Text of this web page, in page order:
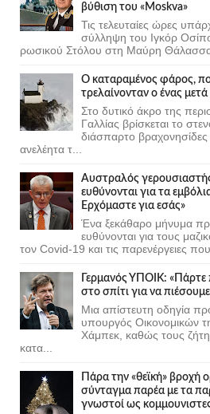
βύθιση του «Moskva»
Τις τελευταίες ώρες
σύλληψη του Ιγκόρ
ρωσικού Στόλου στη Μαύρη
Ο καταραμένος φάρος,
τρελαίνονταν ο ένας
Στο δυτικό άκρο της
Γαλλίας βρίσκεται το
διάσπαρτο
ανελέητα τ...
Αυστραλός
ευθύνονται για τα
Ερχόμαστε για εσάς»
Ένα ξεκάθαρο μήνυμα
ευθύνονται για τους
τον Covid-19 και τις παρενέργειες
Γερμανός ΥΠΟΙΚ: «Πάρτε
στο σπίτι για να
Μια απίστευτη οδηγία
υπουργός Οικονομικών
Χάμπεκ, καθώς τους
κατα...
Πάρα την «θεϊκή» βροχή
σύνταγμα παρέα με τα
γνωστοί ως